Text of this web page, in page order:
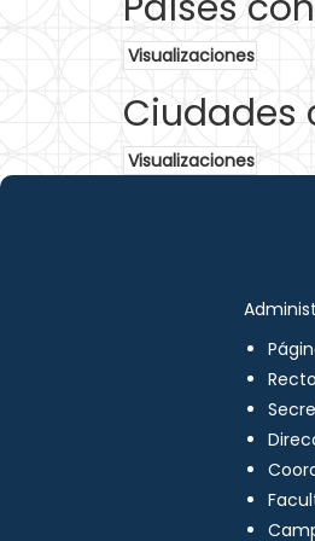
Visualizaciones
Ciudades
Visualizaciones